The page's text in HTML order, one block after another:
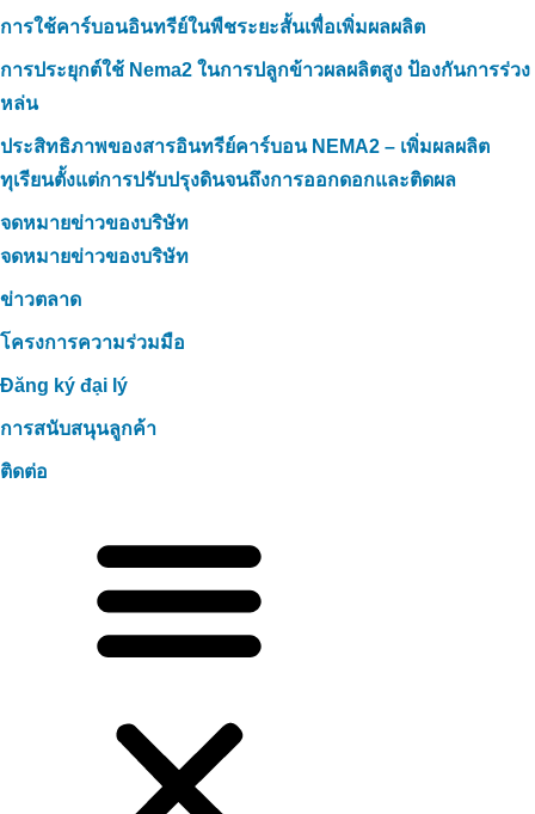
การใช้คาร์บอนอินทรีย์ในพืชระยะสั้นเพื่อเพิ่มผลผลิต
การประยุกต์ใช้ Nema2 ในการปลูกข้าวผลผลิตสูง ป้องกันการร่วง
หล่น
ประสิทธิภาพของสารอินทรีย์คาร์บอน NEMA2 – เพิ่มผลผลิต
ทุเรียนตั้งแต่การปรับปรุงดินจนถึงการออกดอกและติดผล
จดหมายข่าวของบริษัท
จดหมายข่าวของบริษัท
ข่าวตลาด
โครงการความร่วมมือ
Đăng ký đại lý
การสนับสนุนลูกค้า
ติดต่อ